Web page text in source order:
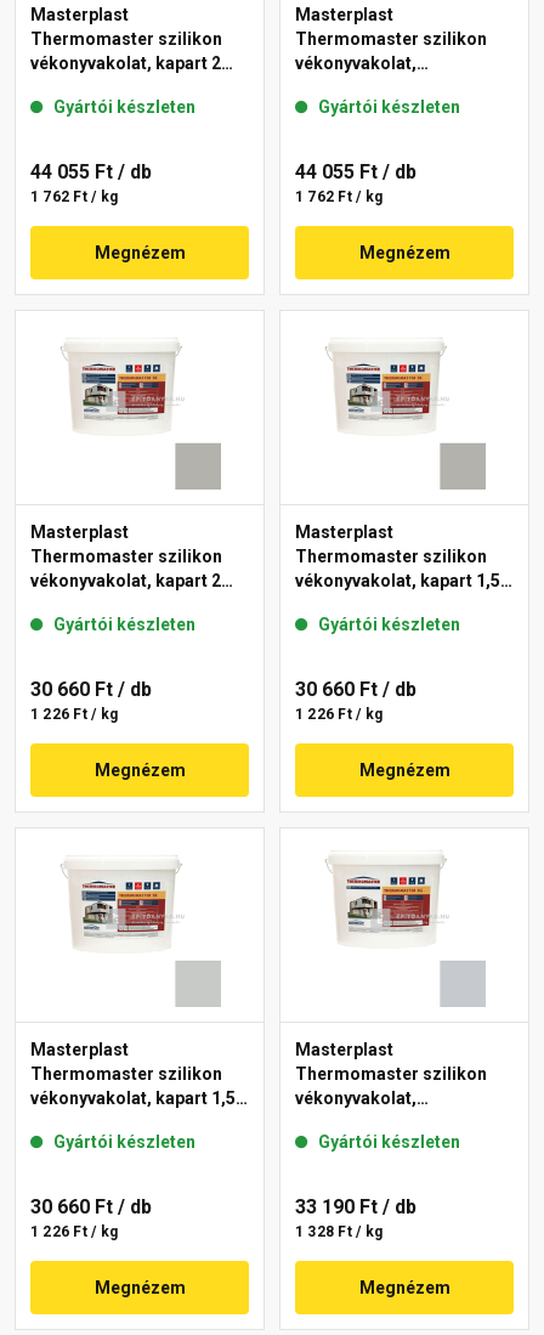
Masterplast
Thermomaster szilikon
vékonyvakolat, kapart 2
Gyártói készleten
44 055 Ft / db
1 762 Ft / kg
Megnézem
Masterplast
Thermomaster szilikon
vékonyvakolat,
50-C 25 kg
Gyártói készleten
44 055 Ft / db
1 762 Ft / kg
Megnézem
Masterplast
Thermomaster szilikon
vékonyvakolat, kapart 2
Gyártói készleten
30 660 Ft / db
1 226 Ft / kg
Megnézem
Masterplast
Thermomaster szilikon
vékonyvakolat, kapart 1,5
Gyártói készleten
30 660 Ft / db
1 226 Ft / kg
Megnézem
Masterplast
Thermomaster szilikon
vékonyvakolat, kapart 1,5
Gyártói készleten
30 660 Ft / db
1 226 Ft / kg
Megnézem
Masterplast
Thermomaster szilikon
vékonyvakolat,
50-F 25 kg
Gyártói készleten
33 190 Ft / db
1 328 Ft / kg
Megnézem